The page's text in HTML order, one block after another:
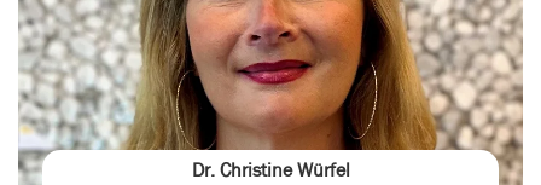
Dr. Christine Würfel